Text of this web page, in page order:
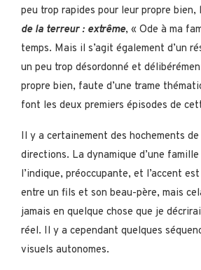
peu trop rapides pour leur propre bien,
de la terreur : extrême, « Ode à ma
temps. Mais il s’agit également d’un
un peu trop désordonné et
propre bien, faute d’une trame
font les deux premiers épisodes de
Il y a certainement des hochements
directions. La dynamique d’une
l’indique, préoccupante, et l’accent
entre un fils et son beau-père, mais
jamais en quelque chose que je
réel. Il y a cependant quelques
visuels autonomes.